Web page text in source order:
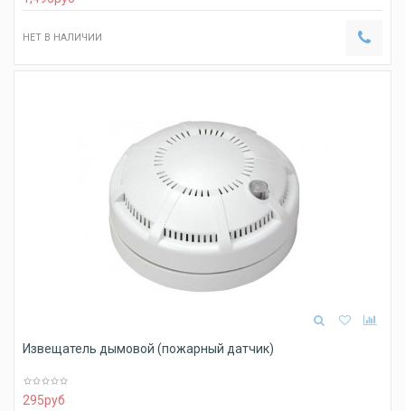
НЕТ В НАЛИЧИИ
Извещатель дымовой (пожарный датчик)
295руб